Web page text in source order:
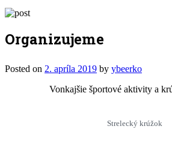
Organizujeme
Posted on 2. apríla 2019 by ybeerko
Vonkajšie športové aktivity a
Strelecký krúžok